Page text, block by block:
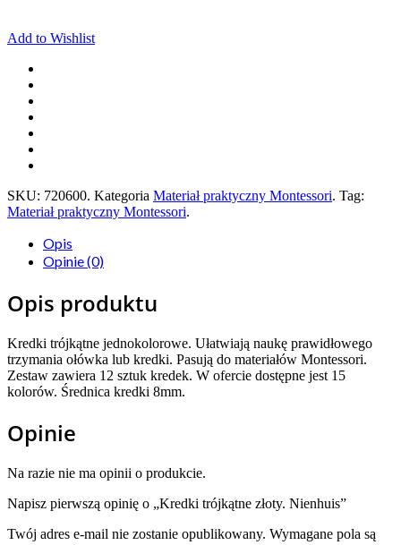
Add to Wishlist
SKU: 720600. Kategoria Materiał praktyczny Montessori. Tag:
Materiał praktyczny Montessori.
Opis
Opinie (0)
Opis produktu
Kredki trójkątne jednokolorowe. Ułatwiają naukę prawidłowego
trzymania ołówka lub kredki. Pasują do materiałów Montessori.
Zestaw zawiera 12 sztuk kredek. W ofercie dostępne jest 15
kolorów. Średnica kredki 8mm.
Opinie
Na razie nie ma opinii o produkcie.
Napisz pierwszą opinię o „Kredki trójkątne złoty. Nienhuis”
Twój adres e-mail nie zostanie opublikowany. Wymagane pola są